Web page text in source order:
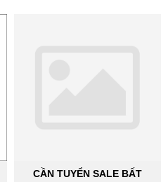
CẦN TUYỂN SALE BẤT